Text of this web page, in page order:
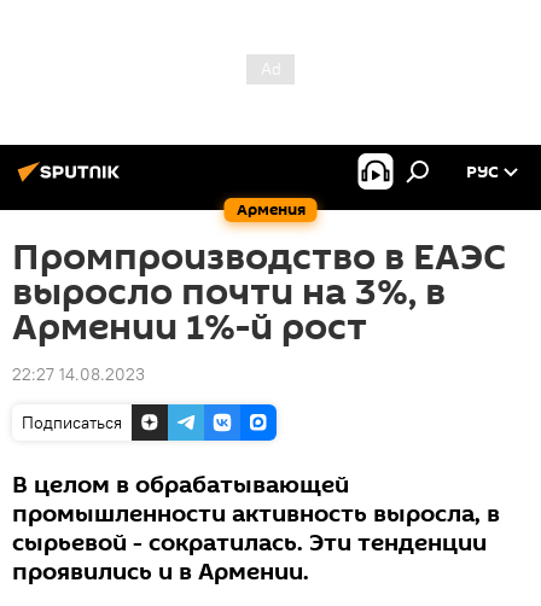
Армения
РУС
Промпроизводство в ЕАЭС
выросло почти на 3%, в
Армении 1%-й рост
22:27 14.08.2023
Подписаться
В целом в обрабатывающей
промышленности активность выросла, в
сырьевой - сократилась. Эти тенденции
проявились и в Армении.